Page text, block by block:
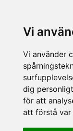
Vi
Vi använder
dig
för att
att förstå var